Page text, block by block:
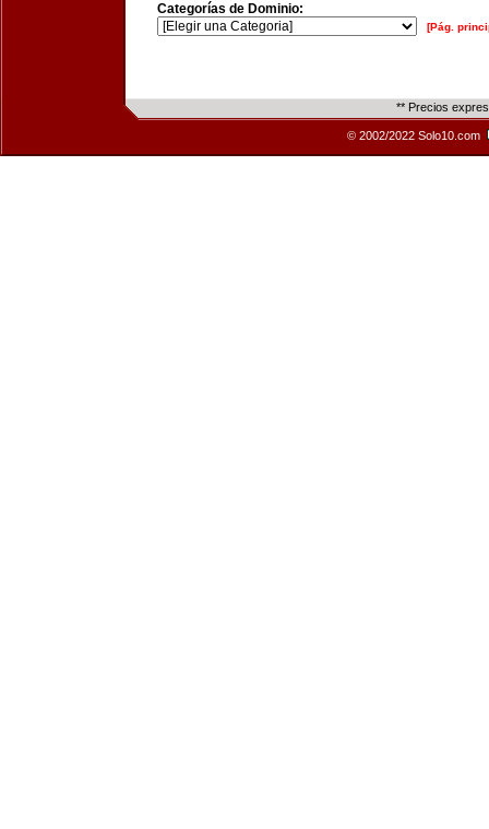
Categorías de Dominio:
[Pág.
** Precios
© 2002/2022 Solo10.com